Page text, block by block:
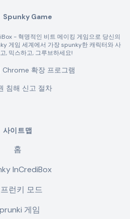
Spunky Game
- 혁명적인 비트 메이킹 게임으로 당신의
게임 세계에서 가장 spunky한 캐릭터와 사
, 믹스하고, 그루브하세요!
확장 프로그램
침해 신고 절차
사이트맵
홈
InCrediBox
런키 모드
게임